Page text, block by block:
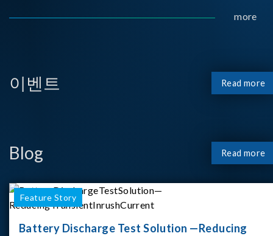
more
이벤트 Read more
Blog Read more
Feature Story
Battery Discharge Test Solution —Reducing